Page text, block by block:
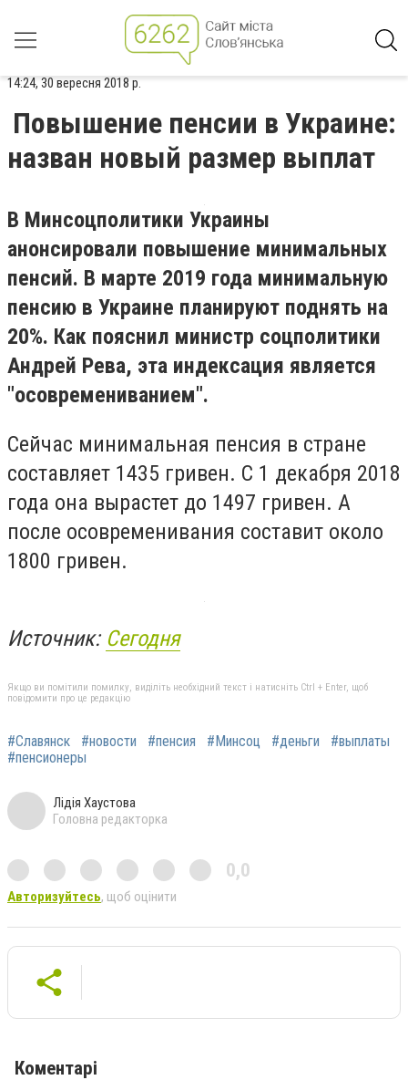
14:24, 30 вересня 2018 р.
Повышение пенсии в Украине:
назван новый размер выплат
В Минсоцполитики Украины
анонсировали повышение минимальных
пенсий. В марте 2019 года минимальную
пенсию в Украине планируют поднять на
20%. Как пояснил министр соцполитики
Андрей Рева, эта индексация является
"осовремениванием".
Сейчас минимальная пенсия в стране
составляет 1435 гривен. С 1 декабря 2018
года она вырастет до 1497 гривен. А
после осовременивания составит около
1800 гривен.
Источник: Сегодня
Якщо ви помітили помилку, виділіть необхідний текст і натисніть Ctrl + Enter, щоб
повідомити про це редакцію
#Славянск #новости #пенсия #Минсоц #деньги
#выплаты
#пенсионеры
Лідія Хаустова
Головна редакторка
0,0
Авторизуйтесь, щоб оцінити
Коментарі